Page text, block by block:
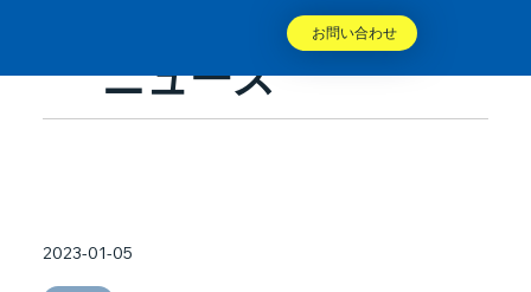
お問い合わせ
ニュース
2023-01-05